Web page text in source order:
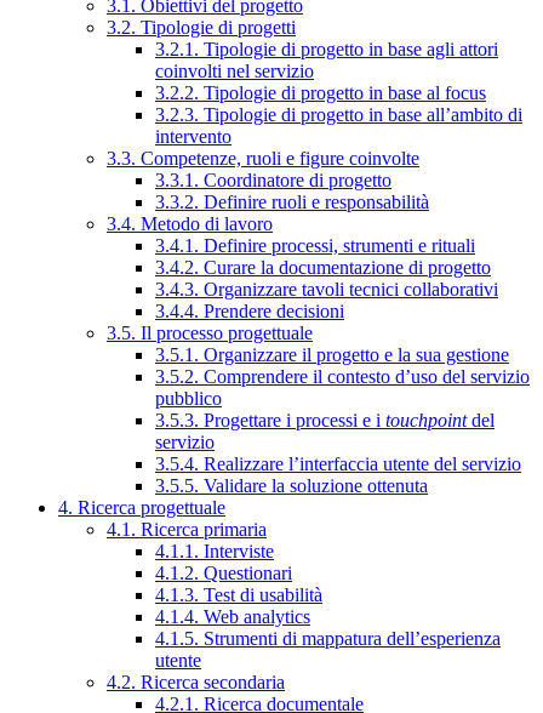
3.1. Obiettivi del progetto
3.2. Tipologie di progetti
3.2.1. Tipologie di progetto in base agli attori
coinvolti nel servizio
3.2.2. Tipologie di progetto in base al focus
3.2.3. Tipologie di progetto in base all’ambito di
intervento
3.3. Competenze, ruoli e figure coinvolte
3.3.1. Coordinatore di progetto
3.3.2. Definire ruoli e responsabilità
3.4. Metodo di lavoro
3.4.1. Definire processi, strumenti e rituali
3.4.2. Curare la documentazione di progetto
3.4.3. Organizzare tavoli tecnici collaborativi
3.4.4. Prendere decisioni
3.5. Il processo progettuale
3.5.1. Organizzare il progetto e la sua gestione
3.5.2. Comprendere il contesto d’uso del servizio
pubblico
3.5.3. Progettare i processi e i touchpointdel
servizio
3.5.4. Realizzare l’interfaccia utente del servizio
3.5.5. Validare la soluzione ottenuta
4. Ricerca progettuale
4.1. Ricerca primaria
4.1.1. Interviste
4.1.2. Questionari
4.1.3. Test di usabilità
4.1.4. Web analytics
4.1.5. Strumenti di mappatura dell’esperienza
utente
4.2. Ricerca secondaria
4.2.1. Ricerca documentale